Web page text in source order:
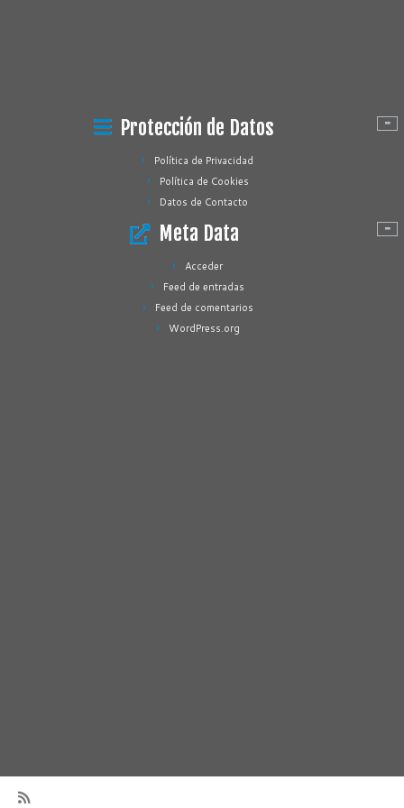
Protección de Datos
Política de Privacidad
Política de Cookies
Datos de Contacto
Meta Data
Acceder
Feed de entradas
Feed de comentarios
WordPress.org